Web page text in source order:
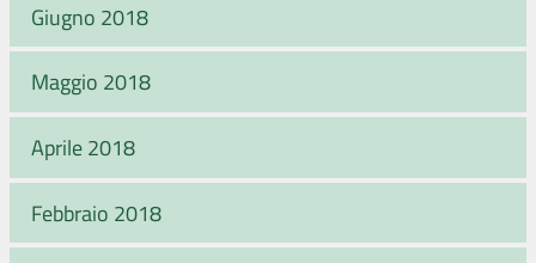
Giugno 2018
Maggio 2018
Aprile 2018
Febbraio 2018